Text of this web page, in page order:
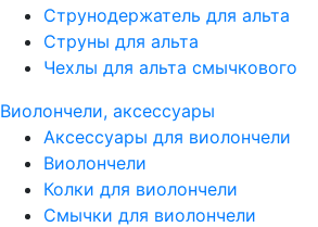
Струнодержатель для альта
Струны для альта
Чехлы для альта смычкового
Виолончели, аксессуары
Аксессуары для виолончели
Виолончели
Колки для виолончели
Смычки для виолончели